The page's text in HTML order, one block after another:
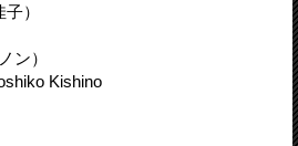
）
ン）
Kishino